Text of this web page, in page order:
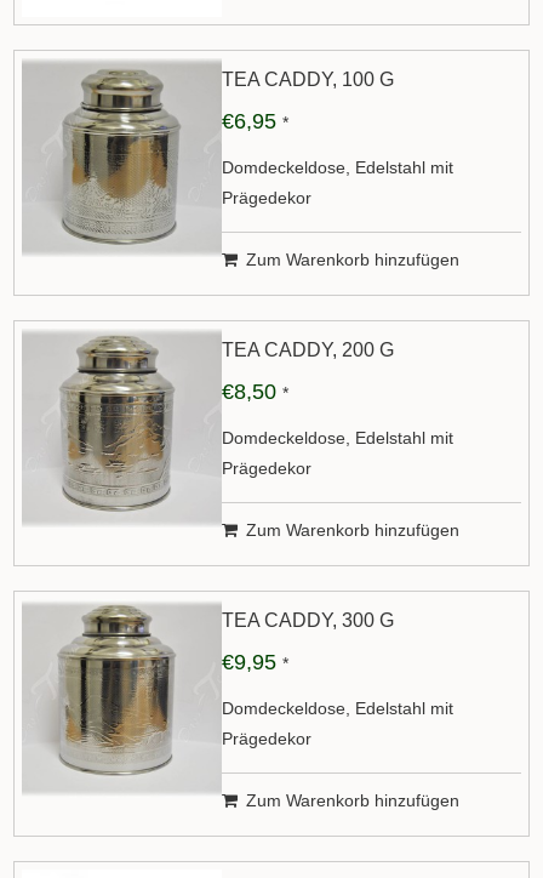
TEA CADDY, 100 G
€6,95 *
Domdeckeldose, Edelstahl mit
Prägedekor
Zum Warenkorb hinzufügen
TEA CADDY, 200 G
€8,50 *
Domdeckeldose, Edelstahl mit
Prägedekor
Zum Warenkorb hinzufügen
TEA CADDY, 300 G
€9,95 *
Domdeckeldose, Edelstahl mit
Prägedekor
Zum Warenkorb hinzufügen